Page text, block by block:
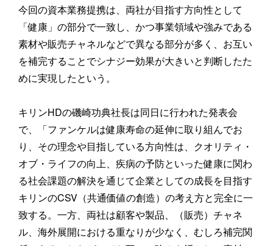
今回の資本業務提携は、両社が目指す方向性として
「健康」の部分で一致し、かつ事業領域や強みである
素材や販売チャネルなどで異なる部分が多く、お互い
を補完することでシナジー効果が大きいと判断したた
めに実現したという。
キリンHDの磯崎功典社長は同日に行われた発表会
で、「ファンケルは健康寿命の延伸に取り組んでお
り、その理念や目指している方向性は、クオリティ・
オブ・ライフの向上、疾病の予防といった健康に関わ
る社会課題の解決を通じて企業としての成長を目指す
キリンのCSV（共通価値の創造）の考え方と完全に一
致する。一方、両社は顧客や製品、（販売）チャネ
ル、海外展開における重なりが少なく、むしろ補完関